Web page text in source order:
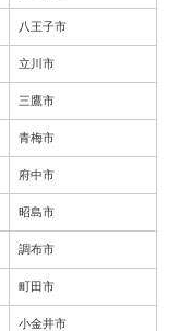
八王子市
立川市
三鷹市
青梅市
府中市
昭島市
調布市
町田市
小金井市